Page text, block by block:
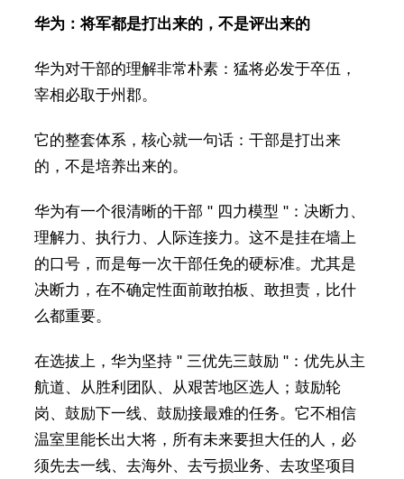
华为：将军都是打出来的，不是评出来的
华为对干部的理解非常朴素：猛将必发于卒伍，
宰相必取于州郡。
它的整套体系，核心就一句话：干部是打出来
的，不是培养出来的。
华为有一个很清晰的干部 " 四力模型 "：决断力、
理解力、执行力、人际连接力。这不是挂在墙上
的口号，而是每一次干部任免的硬标准。尤其是
决断力，在不确定性面前敢拍板、敢担责，比什
么都重要。
在选拔上，华为坚持 " 三优先三鼓励 "：优先从主
航道、从胜利团队、从艰苦地区选人；鼓励轮
岗、鼓励下一线、鼓励接最难的任务。它不相信
温室里能长出大将，所有未来要担大任的人，必
须先去一线、去海外、去亏损业务、去攻坚项目